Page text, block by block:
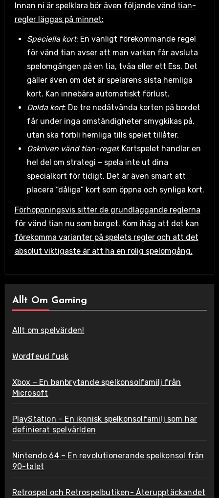
Innan ni är spelklara bör även följande vänd tian-
regler läggas på minnet:
Speciella kort: En vanligt förekommande regel
för vänd tian avser att man varken får avsluta
spelomgången på en tia, tvåa eller ett Ess. Det
gäller även om det är spelarens sista hemliga
kort. Kan innebära automatiskt förlust.
Dolda kort: De tre nedåtvända korten på bordet
får under inga omständigheter smygkikas på,
utan ska förbli hemliga tills spelet tillåter.
Oskriven vänd tian-regel: Kortspelet handlar en
hel del om strategi – spela inte ut dina
specialkort för tidigt. Det är även smart att
placera “dåliga” kort som öppna och synliga kort.
Förhoppningsvis sitter de grundläggande reglerna
för vänd tian nu som berget. Kom ihåg att det kan
förekomma varianter på spelets regler och att det
absolut viktigaste är att ha en rolig spelomgång.
Allt Om Gaming
Allt om spelvärden!
Wordfeud fusk
Xbox – En banbrytande spelkonsolfamilj från
Microsoft
PlayStation – En ikonisk spelkonsolfamilj som har
definierat spelvärlden
Nintendo 64 – En revolutionerande spelkonsol från
90-talet
Retrospel och Retrospelbutiken- Återupptäckandet